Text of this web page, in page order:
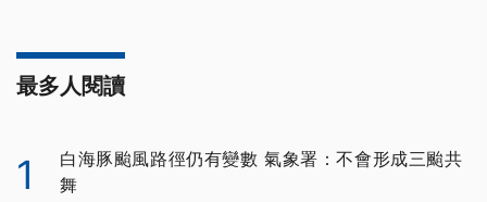
最多人閱讀
1
白海豚颱風路徑仍有變數 氣象署：不會形成三颱共
舞